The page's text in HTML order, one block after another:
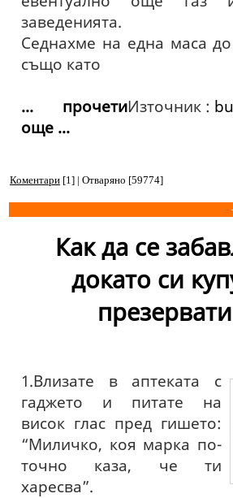
заведенията.
Седнахме на една маса
също като
Източник :
... прочети
още ...
Коментари [1] | Отваряно [59774]
Как да се
докато си
1.Влизате в аптеката с
гаджето и питате на
висок глас пред гишето:
“Миличко, коя марка по-
точно каза, че ти
харесва”.